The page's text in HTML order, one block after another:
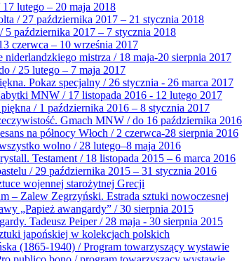
lutego – 20 maja 2018
/ 27 października 2017 – 21 stycznia 2018
5 października 2017 – 7 stycznia 2018
czerwca – 10 września 2017
niderlandzkiego mistrza / 18 maja-20 sierpnia 2017
/ 25 lutego – 7 maja 2017
Pokaz specjalny / 26 stycznia - 26 marca 2017
MNW / 17 listopada 2016 - 12 lutego 2017
/ 1 października 2016 – 8 stycznia 2017
Gmach MNW / do 16 października 2016
na północy Włoch / 2 czerwca-28 sierpnia 2016
wolno / 28 lutego–8 maja 2016
Testament / 18 listopada 2015 – 6 marca 2016
/ 29 października 2015 – 31 stycznia 2016
wojennej starożytnej Grecji
– Zalew Zegrzyński. Estrada sztuki nowoczesnej
„Papież awangardy” / 30 sierpnia 2015
Tadeusz Peiper / 28 maja - 30 sierpnia 2015
japońskiej w kolekcjach polskich
(1865-1940) / Program towarzyszący wystawie